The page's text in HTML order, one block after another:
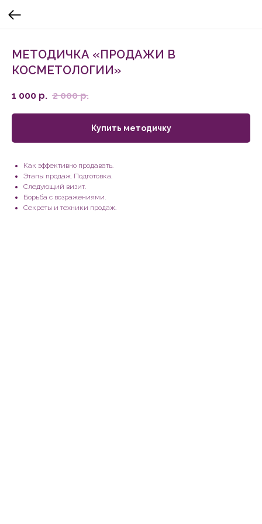
МЕТОДИЧКА «ПРОДАЖИ В
КОСМЕТОЛОГИИ»
1 000 р. 2 000 р.
Купить методичку
Как эффективно продавать.
Этапы продаж. Подготовка.
Следующий визит.
Борьба с возражениями.
Секреты и техники продаж.